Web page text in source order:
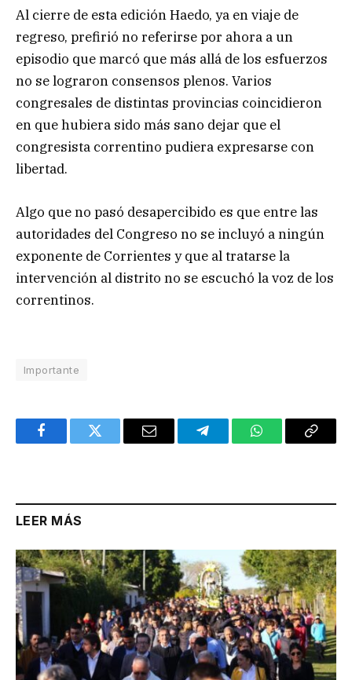
Al cierre de esta edición Haedo, ya en viaje de
regreso, prefirió no referirse por ahora a un
episodio que marcó que más allá de los esfuerzos
no se lograron consensos plenos. Varios
congresales de distintas provincias coincidieron
en que hubiera sido más sano dejar que el
congresista correntino pudiera expresarse con
libertad.
Algo que no pasó desapercibido es que entre las
autoridades del Congreso no se incluyó a ningún
exponente de Corrientes y que al tratarse la
intervención al distrito no se escuchó la voz de los
correntinos.
Importante
FacebookTwitter Email TelegramWhatsAppCopy
LEER MÁS